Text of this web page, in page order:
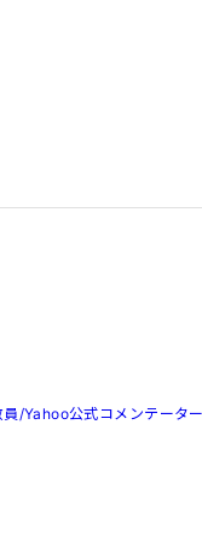
/Yahoo公式コメンテータ